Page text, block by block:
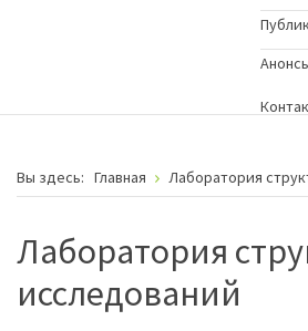
Вы здесь: Главная Лаборатория
Лаборатория
исследований